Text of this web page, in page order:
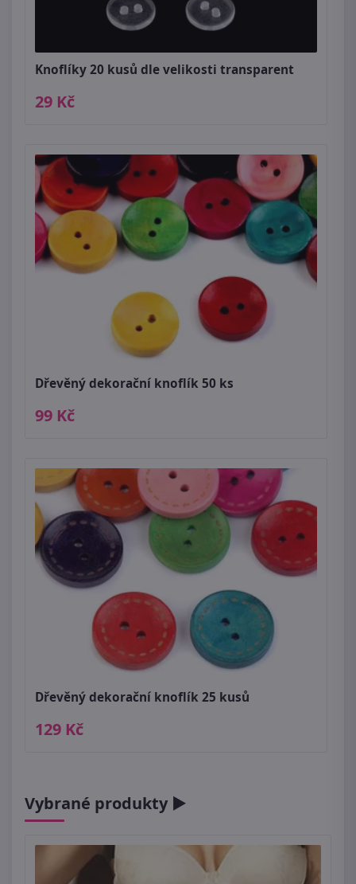
Knoflíky 20 kusů dle velikosti transparent
29 Kč
Dřevěný dekorační knoflík 50 ks
99 Kč
Dřevěný dekorační knoflík 25 kusů
129 Kč
Vybrané produkty ►